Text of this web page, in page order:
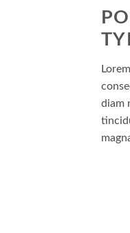
diam